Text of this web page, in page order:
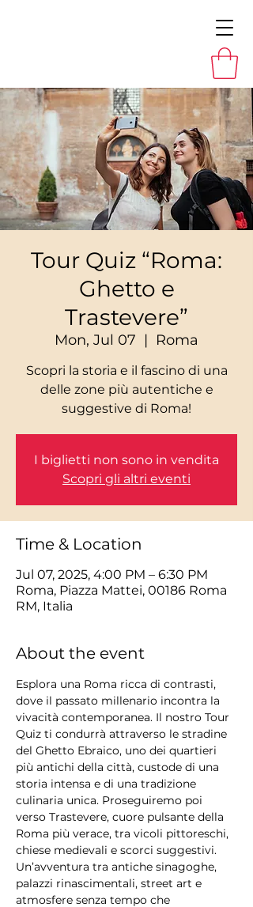
Tour Quiz “Roma:
Ghetto e
Trastevere”
Mon, Jul 07
  |
Roma
Scopri la storia e il fascino di una
delle zone più autentiche e
I biglietti non sono in vendita
Scopri gli altri eventi
Time & Location
Jul 07, 2025, 4:00 PM – 6:30 PM
Roma, Piazza Mattei, 00186 Roma
RM, Italia
About the event
Esplora una Roma ricca di contrasti,
dove il passato millenario incontra la
vivacità contemporanea. Il nostro Tour
Quiz ti condurrà attraverso le stradine
del Ghetto Ebraico, uno dei quartieri
più antichi della città, custode di una
storia intensa e di una tradizione
culinaria unica. Proseguiremo poi
verso Trastevere, cuore pulsante della
Roma più verace, tra vicoli pittoreschi,
chiese medievali e scorci suggestivi.
Un’avventura tra antiche sinagoghe,
palazzi rinascimentali, street art e
atmosfere senza tempo che